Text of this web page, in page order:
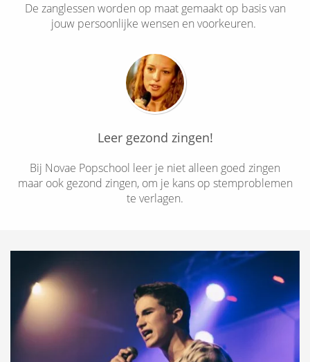
De zanglessen worden op maat gemaakt op basis van
jouw persoonlijke wensen en voorkeuren.
Leer gezond zingen!
Bij Novae Popschool leer je niet alleen goed zingen
maar ook gezond zingen, om je kans op stemproblemen
te verlagen.